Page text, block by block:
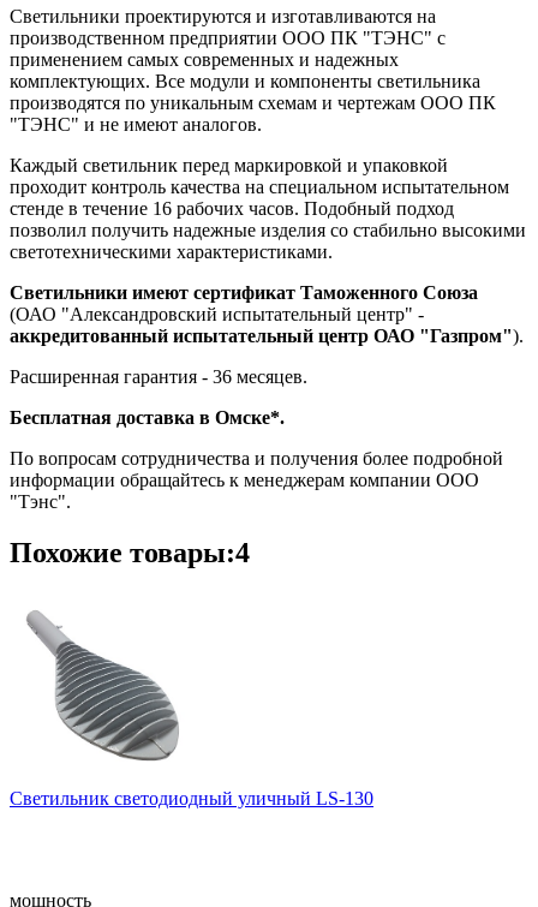
Светильники проектируются и изготавливаются на
производственном предприятии ООО ПК "ТЭНС" с
применением самых современных и надежных
комплектующих. Все модули и компоненты светильника
производятся по уникальным схемам и чертежам ООО ПК
"ТЭНС" и не имеют аналогов.
Каждый светильник перед маркировкой и упаковкой
проходит контроль качества на специальном испытательном
стенде в течение 16 рабочих часов. Подобный подход
позволил получить надежные изделия со стабильно высокими
светотехническими характеристиками.
Светильники имеют сертификат Таможенного Союза
(ОАО "Александровский испытательный центр" -
аккредитованный испытательный центр ОАО "Газпром").
Расширенная гарантия - 36 месяцев.
Бесплатная доставка в Омске*.
По вопросам сотрудничества и получения более подробной
информации обращайтесь к менеджерам компании ООО
"Тэнс".
Похожие товары:4
Светильник светодиодный уличный LS-130
мощность